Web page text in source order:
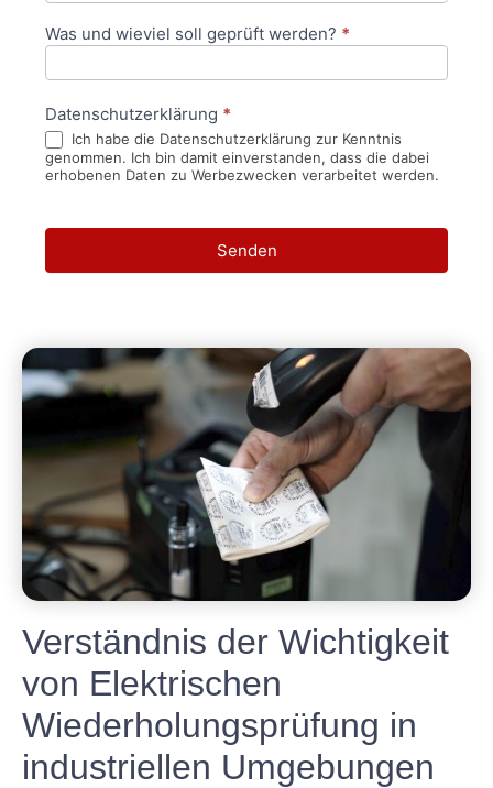
Was und wieviel soll geprüft werden? *
Datenschutzerklärung *
Ich habe die Datenschutzerklärung zur Kenntnis
genommen. Ich bin damit einverstanden, dass die dabei
erhobenen Daten zu Werbezwecken verarbeitet werden.
Senden
Verständnis der Wichtigkeit
von Elektrischen
Wiederholungsprüfung in
industriellen Umgebungen